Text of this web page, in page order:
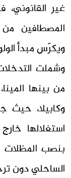
غير
المصطافين
ويكرّس مبدأ
وشملت
من بينها
وكابيلا، حيث
استغلالها
بنصب المظلات
الساحلي دون